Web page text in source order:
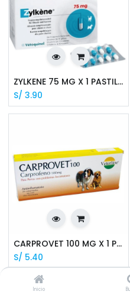
Inicio
ZYLKENE 75 MG X 1 PASTILLA
S/ 3.90
CARPROVET 100 MG X 1 PASTILLA
S/ 5.40